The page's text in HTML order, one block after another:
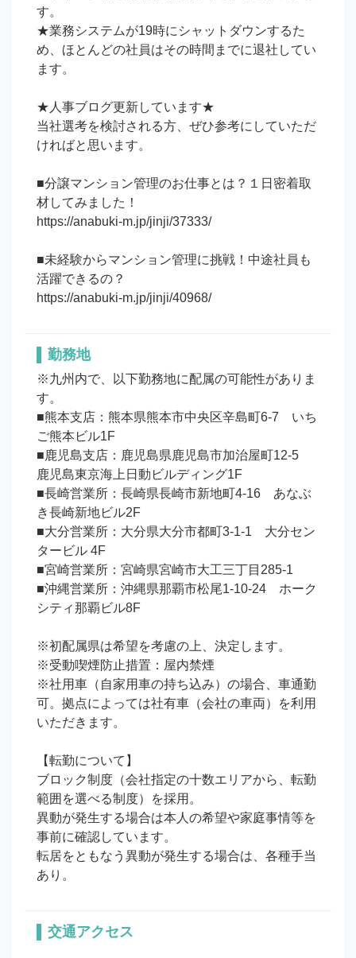
す。
★業務システムが19時にシャットダウンするた
め、ほとんどの社員はその時間までに退社してい
ます。
★人事ブログ更新しています★
当社選考を検討される方、ぜひ参考にしていただ
ければと思います。
■分譲マンション管理のお仕事とは？１日密着取
材してみました！
https://anabuki-m.jp/jinji/37333/
■未経験からマンション管理に挑戦！中途社員も
活躍できるの？
https://anabuki-m.jp/jinji/40968/
勤務地
※九州内で、以下勤務地に配属の可能性がありま
す。
■熊本支店：熊本県熊本市中央区辛島町6-7　いち
ご熊本ビル1F
■鹿児島支店：鹿児島県鹿児島市加治屋町12-5
鹿児島東京海上日動ビルディング1F
■長崎営業所：長崎県長崎市新地町4-16　あなぶ
き長崎新地ビル2F
■大分営業所：大分県大分市都町3-1-1　大分セン
タービル 4F
■宮崎営業所：宮崎県宮崎市大工三丁目285-1
■沖縄営業所：沖縄県那覇市松尾1-10-24　ホーク
シティ那覇ビル8F
※初配属県は希望を考慮の上、決定します。
※受動喫煙防止措置：屋内禁煙
※社用車（自家用車の持ち込み）の場合、車通勤
可。拠点によっては社有車（会社の車両）を利用
いただきます。
【転勤について】
ブロック制度（会社指定の十数エリアから、転勤
範囲を選べる制度）を採用。
異動が発生する場合は本人の希望や家庭事情等を
事前に確認しています。
転居をともなう異動が発生する場合は、各種手当
あり。
交通アクセス